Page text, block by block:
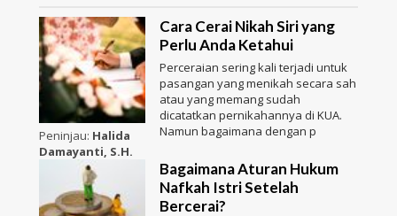
Peninjau: Halida
Damayanti, S.H.
Cara Cerai Nikah Siri yang
Perlu Anda Ketahui
Perceraian sering kali terjadi untuk
pasangan yang menikah secara sah
atau yang memang sudah
dicatatkan pernikahannya di KUA.
Namun bagaimana dengan p
Bagaimana Aturan Hukum
Nafkah Istri Setelah
Bercerai?